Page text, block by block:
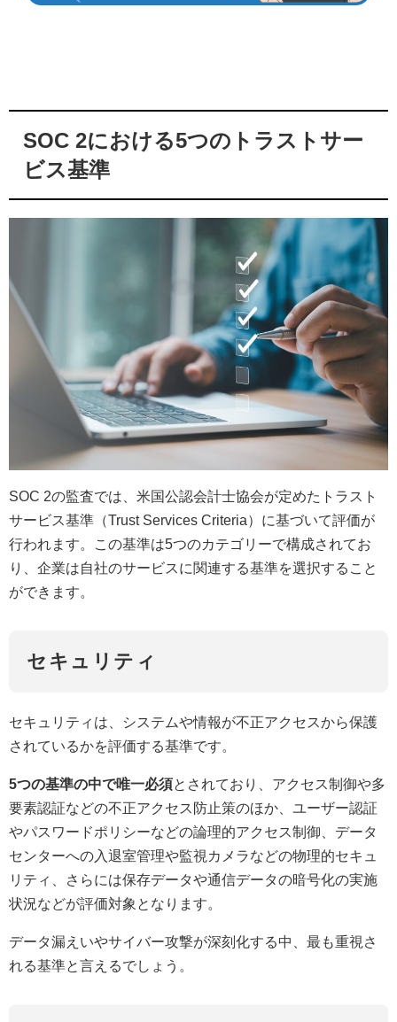
SOC 2における5つのトラストサー
ビス基準
SOC 2の監査では、米国公認会計士協会が定めたトラスト
サービス基準（Trust Services Criteria）に基づいて評価が
行われます。この基準は5つのカテゴリーで構成されてお
り、企業は自社のサービスに関連する基準を選択すること
ができます。
セキュリティ
セキュリティは、システムや情報が不正アクセスから保護
されているかを評価する基準です。
5つの基準の中で唯一必須とされており、アクセス制御や多
要素認証などの不正アクセス防止策のほか、ユーザー認証
やパスワードポリシーなどの論理的アクセス制御、データ
センターへの入退室管理や監視カメラなどの物理的セキュ
リティ、さらには保存データや通信データの暗号化の実施
状況などが評価対象となります。
データ漏えいやサイバー攻撃が深刻化する中、最も重視さ
れる基準と言えるでしょう。